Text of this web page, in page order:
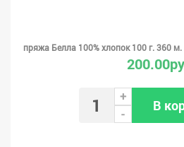
пряжа Белла 100% хлопок 100 г. 360 м.
+
-
В